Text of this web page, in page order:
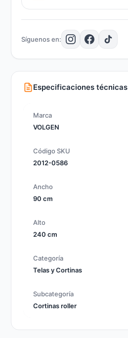
Especificaciones técnicas
Marca
VOLGEN
Código SKU
2012-0586
Ancho
90 cm
Alto
240 cm
Categoría
Telas y Cortinas
Subcategoría
Cortinas roller
Síguenos en: